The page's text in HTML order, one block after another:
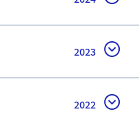
2023
2022